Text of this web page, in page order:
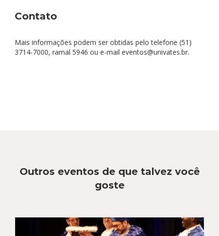
Contato
Mais informações podem ser obtidas pelo telefone (51)
3714-7000, ramal 5946 ou e-mail eventos@univates.br.
Outros eventos de que talvez você
goste